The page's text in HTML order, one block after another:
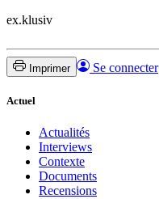
ex.klusiv
Imprimer Se connecter
Actuel
Actualités
Interviews
Contexte
Documents
Recensions